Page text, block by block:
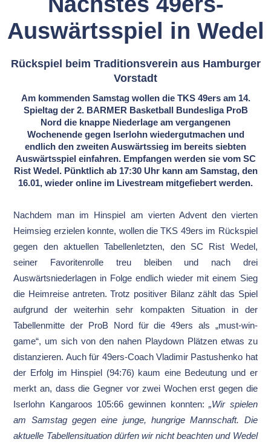
Auswärtsspiel in Wedel
Rückspiel beim Traditionsverein aus Hamburger
Vorstadt
Am kommenden Samstag wollen die TKS 49ers am 14.
Spieltag der 2. BARMER Basketball Bundesliga ProB
Nord die knappe Niederlage am vergangenen
Wochenende gegen Iserlohn wiedergutmachen und
endlich den zweiten Auswärtssieg im bereits siebten
Auswärtsspiel einfahren. Empfangen werden sie vom SC
Rist Wedel. Pünktlich ab 17:30 Uhr kann am Samstag, den
16.01, wieder online im Livestream mitgefiebert werden.
Nachdem man im Hinspiel am vierten Advent den vierten
Heimsieg erzielen konnte, wollen die TKS 49ers im Rückspiel
gegen den aktuellen Tabellenletzten, den SC Rist Wedel,
seiner Favoritenrolle treu bleiben und nach drei
Auswärtsniederlagen in Folge endlich wieder mit einem Sieg
die Heimreise antreten. Trotz positiver Bilanz zählt das Spiel
aufgrund der weiterhin sehr kompakten Situation in der
Tabellenmitte der ProB Nord für die 49ers als „must-win-
game“, um sich von den nahen Playdown Plätzen etwas zu
distanzieren. Auch für 49ers-Coach Vladimir Pastushenko hat
der Erfolg im Hinspiel (94:76) kaum eine Bedeutung und er
merkt an, dass die Gegner vor zwei Wochen erst gegen die
Iserlohn Kangaroos 105:66 gewinnen konnten:„Wir spielen
am Samstag gegen eine junge, hungrige Mannschaft. Die
aktuelle Tabellensituation dürfen wir nicht beachten und Wedel